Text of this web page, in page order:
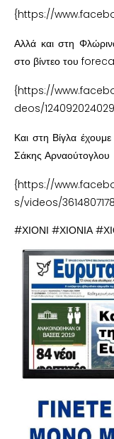
{https://
Αλλά και στη
στο βίντεο του
{https://
deos/
Και στη Βίγλα
Σάκης Αρναούτογλου
{https://
s/videos/
#ΧΙΟΝΙ #ΧΙΟΝΙΑ